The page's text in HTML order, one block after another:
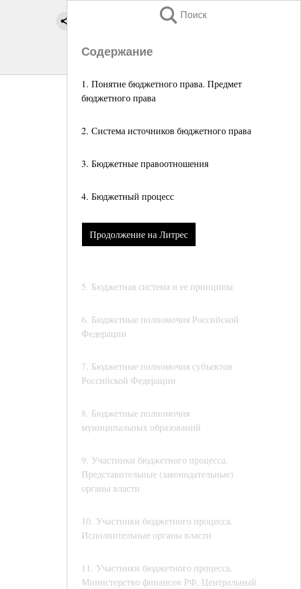
Поиск
Содержание
1. Понятие бюджетного права. Предмет
бюджетного права
2. Система источников бюджетного права
3. Бюджетные правоотношения
4. Бюджетный процесс
Продолжение на Литрес
5. Бюджетная система и ее принципы
6. Бюджетные полномочия Российской
Федерации
7. Бюджетные полномочия субъектов
Российской Федерации
8. Бюджетные полномочия
муниципальных образований
9. Участники бюджетного процесса.
Представительные (законодательные)
органы власти
10. Участники бюджетного процесса.
Исполнительные органы власти
11. Участники бюджетного процесса.
Министерство финансов РФ, Центральный